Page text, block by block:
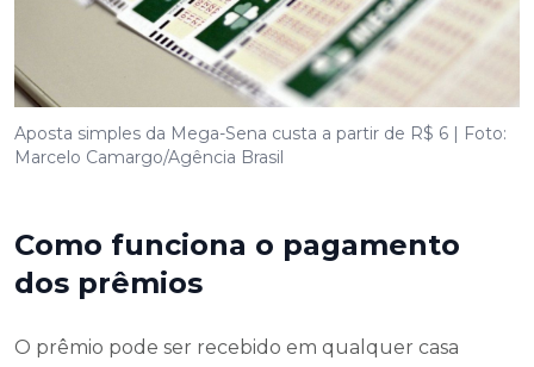
Aposta simples da Mega-Sena custa a partir de R$ 6 | Foto:
Marcelo Camargo/Agência Brasil
Como funciona o pagamento
dos prêmios
O prêmio pode ser recebido em qualquer casa